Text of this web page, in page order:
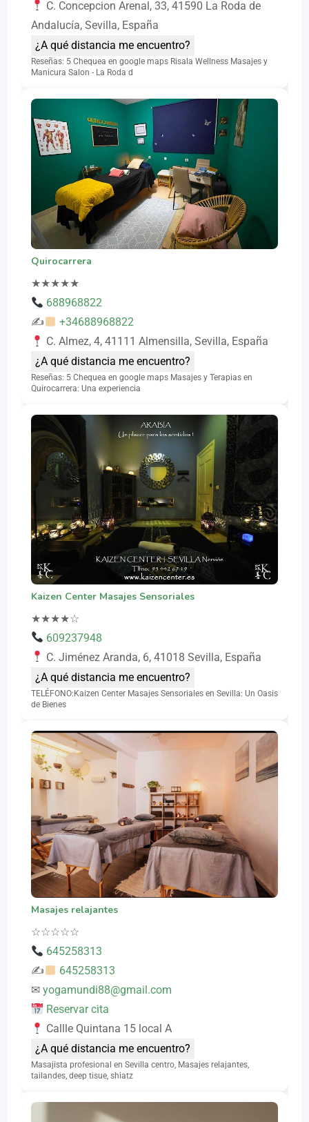
C. Concepcion Arenal, 33, 41590 La Roda de
Andalucía, Sevilla, España
¿A qué distancia me encuentro?
Reseñas: 5 Chequea en google maps Risala Wellness Masajes y
Manicura Salon - La Roda d
Quirocarrera
★★★★★
688968822
✍
+34688968822
C. Almez, 4, 41111 Almensilla, Sevilla, España
¿A qué distancia me encuentro?
Reseñas: 5 Chequea en google maps Masajes y Terapias en
Quirocarrera: Una experiencia
Kaizen Center Masajes Sensoriales
★★★★☆
609237948
C. Jiménez Aranda, 6, 41018 Sevilla, España
¿A qué distancia me encuentro?
TELÉFONO:Kaizen Center Masajes Sensoriales en Sevilla: Un Oasis
de Bienes
Masajes relajantes
☆☆☆☆☆
645258313
✍
645258313
✉ yogamundi88@gmail.com
Reservar cita
Callle Quintana 15 local A
¿A qué distancia me encuentro?
Masajista profesional en Sevilla centro, Masajes relajantes,
tailandes, deep tisue, shiatz